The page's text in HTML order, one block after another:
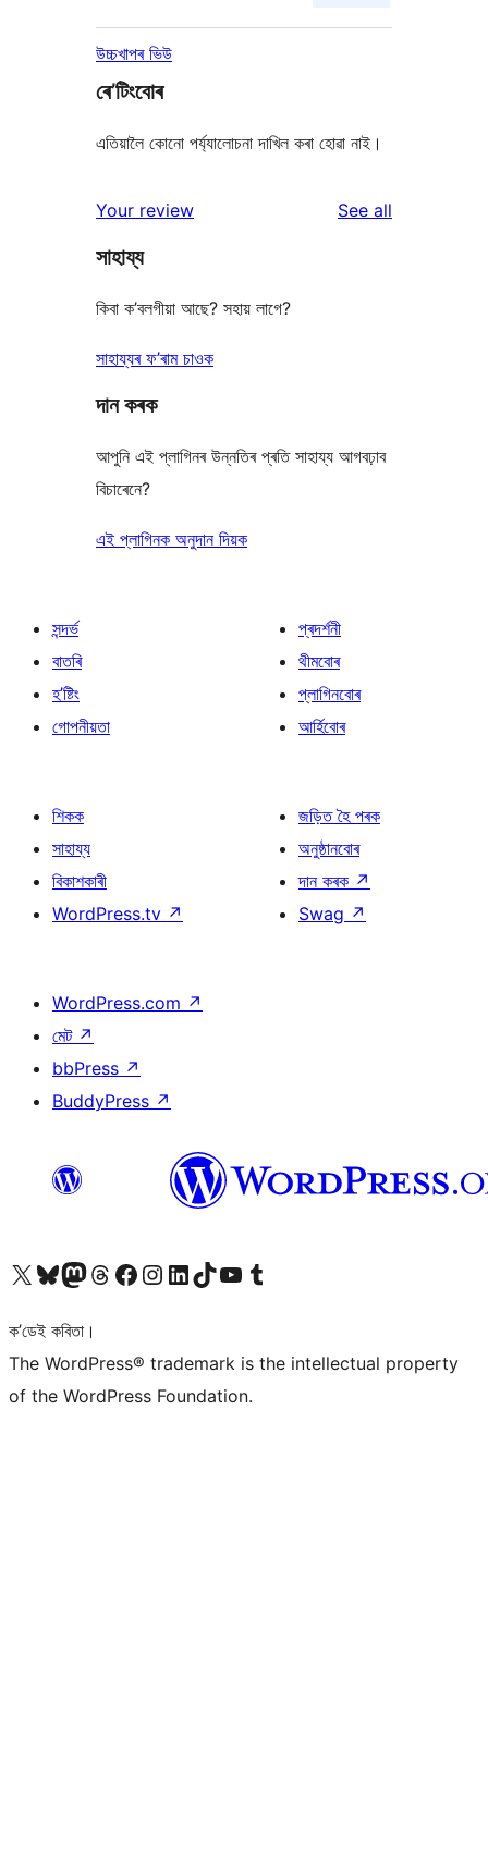
উচ্চখাপৰ ভিউ
ৰে’টিংবোৰ
এতিয়ালৈ কোনো পৰ্য্যালোচনা দাখিল কৰা হোৱা নাই।
Your review See all
সাহায্য
কিবা ক’বলগীয়া আছে? সহায় লাগে?
সাহায্যৰ ফ’ৰাম চাওক
দান কৰক
আপুনি এই প্লাগিনৰ উন্নতিৰ প্ৰতি সাহায্য আগবঢ়াব
বিচাৰেনে?
এই প্লাগিনক অনুদান দিয়ক
সন্দৰ্ভ
বাতৰি
হ’ষ্টিং
গোপনীয়তা
প্ৰদৰ্শনী
থীমবোৰ
প্লাগিনবোৰ
আৰ্হিবোৰ
শিকক
সাহায্য
বিকাশকাৰী
WordPress.tv ↗
জড়িত হৈ পৰক
অনুষ্ঠানবোৰ
দান কৰক ↗
Swag ↗
WordPress.com ↗
মেট ↗
bbPress ↗
BuddyPress ↗
আমাৰ X (আগৰ Twitter) একাউণ্টলৈ যাওকআমাৰ Bluesky একাউণ্টলৈ যাওকআমাৰ Mastodon একাউণ্টলৈ যাওকআমাৰ Threads একাউণ্টলৈ যাওকআমাৰ Facebook পৃষ্ঠালৈ যাওকআমাৰ Instagram একাউণ্টলৈ যাওকআমাৰ LinkedIn একাউণ্টলৈ যাওকআমাৰ TikTok একাউণ্টলৈ যাওকআমাৰ YouTube চেনেললৈ যাওকআমাৰ Tumblr একাউণ্টলৈ যাওক
ক’ডেই কবিতা।
The WordPress® trademark is the intellectual property
of the WordPress Foundation.